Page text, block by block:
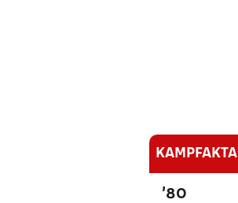
KAMPFAKTA
'80